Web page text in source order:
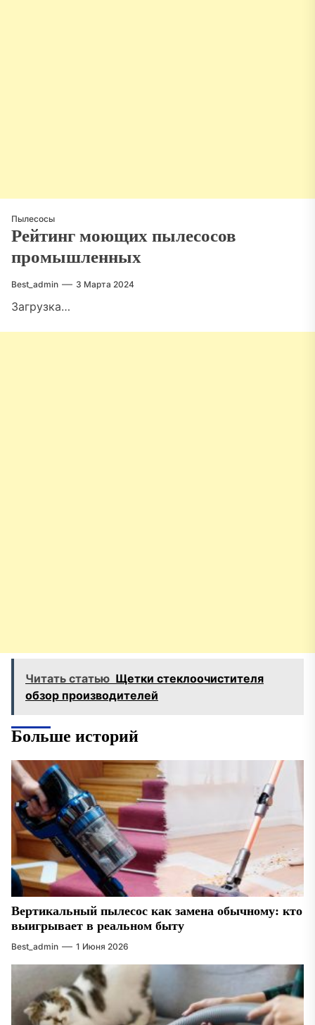
Пылесосы
Рейтинг моющих пылесосов
промышленных
Best_admin 3 Марта 2024
Загрузка…
Читать статью Щетки стеклоочистителя
обзор производителей
Больше историй
Вертикальный пылесос как замена обычному: кто
выигрывает в реальном быту
Best_admin 1 Июня 2026